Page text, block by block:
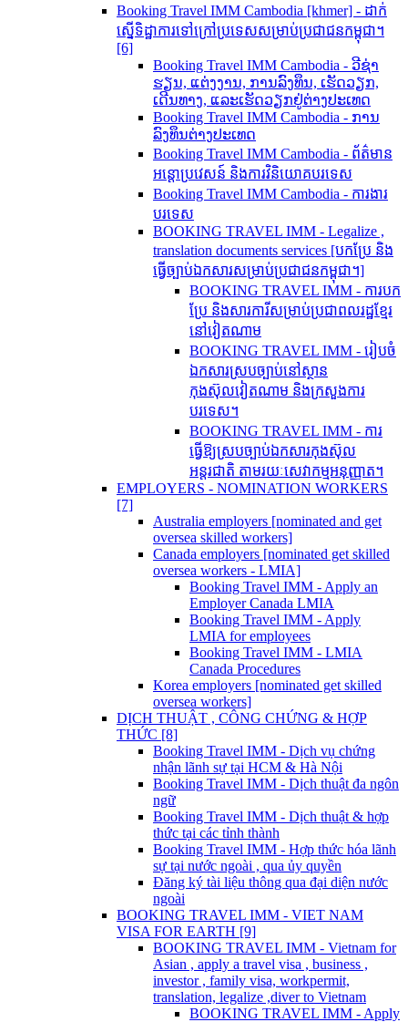
Booking Travel IMM Cambodia [khmer] - ដាក់
ស្នើទិដ្ឋាការទៅក្រៅប្រទេសសម្រាប់ប្រជាជនកម្ពុជា។
[6]
Booking Travel IMM Cambodia - ວີຊ່າ
ຮຽນ, ແຕ່ງງານ, ການລົງທຶນ, ເຮັດວຽກ,
ເດີນທາງ, ແລະເຮັດວຽກຢູ່ຕ່າງປະເທດ
Booking Travel IMM Cambodia - ການ
ລົງທຶນຕ່າງປະເທດ
Booking Travel IMM Cambodia - ព័ត៌មាន
អន្តោប្រវេសន៍ និងការវិនិយោគបរទេស
Booking Travel IMM Cambodia - ការងារ
បរទេស
BOOKING TRAVEL IMM - Legalize ,
translation documents services [បកប្រែ និង​
ធ្វើ​ច្បាប់​ឯកសារ​សម្រាប់​ប្រជាជន​កម្ពុជា។]
BOOKING TRAVEL IMM - ការបក
ប្រែ និងសារការីសម្រាប់ប្រជាពលរដ្ឋខ្មែរ
នៅវៀតណាម
BOOKING TRAVEL IMM - រៀបចំ
ឯកសារស្របច្បាប់នៅស្ថាន
កុងស៊ុលវៀតណាម និងក្រសួងការ
បរទេស។
BOOKING TRAVEL IMM - ការ
ធ្វើឱ្យស្របច្បាប់ឯកសារកុងស៊ុល
អន្តរជាតិ តាមរយៈសេវាកម្មអនុញ្ញាត។
EMPLOYERS - NOMINATION WORKERS
[7]
Australia employers [nominated and get
oversea skilled workers]
Canada employers [nominated get skilled
oversea workers - LMIA]
Booking Travel IMM - Apply an
Employer Canada LMIA
Booking Travel IMM - Apply
LMIA for employees
Booking Travel IMM - LMIA
Canada Procedures
Korea employers [nominated get skilled
oversea workers]
DỊCH THUẬT , CÔNG CHỨNG & HỢP
THỨC [8]
Booking Travel IMM - Dịch vụ chứng
nhận lãnh sự tại HCM & Hà Nội
Booking Travel IMM - Dịch thuật đa ngôn
ngữ
Booking Travel IMM - Dịch thuật & hợp
thức tại các tỉnh thành
Booking Travel IMM - Hợp thức hóa lãnh
sự tại nước ngoài , qua ủy quyền
Đăng ký tài liệu thông qua đại diện nước
ngoài
BOOKING TRAVEL IMM - VIET NAM
VISA FOR EARTH [9]
BOOKING TRAVEL IMM - Vietnam for
Asian , apply a travel visa , business ,
investor , family visa, workpermit,
translation, legalize ,diver to Vietnam
BOOKING TRAVEL IMM - Apply